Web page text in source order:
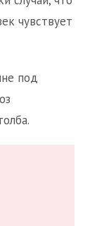
чувствует
под